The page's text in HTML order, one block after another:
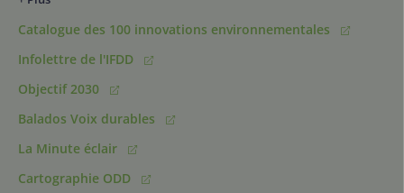
Catalogue des 100 innovations environnementales
Infolettre de l'IFDD
Objectif 2030
Balados Voix durables
La Minute éclair
Cartographie ODD